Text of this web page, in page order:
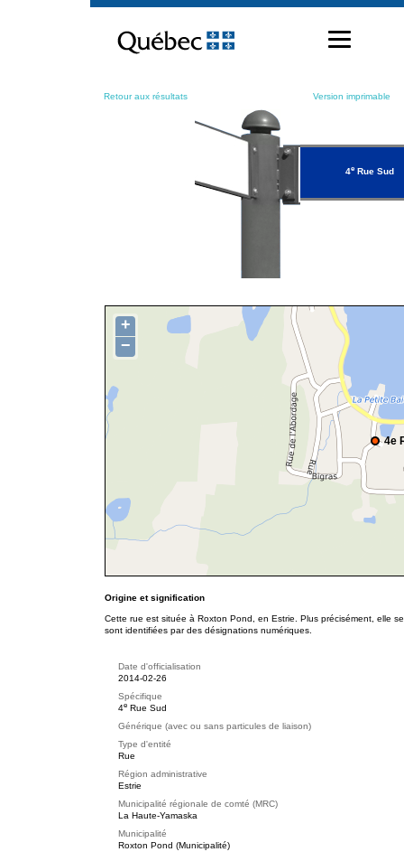
contenu
Retour aux résultats Version imprimable
4eRue Sud
4e
+
−
Origine et signification
Cette rue est située à Roxton Pond, en Estrie. Plus précisément, elle
sont identifiées par des désignations numériques.
Date d'officialisation
2014-02-26
Spécifique
4e Rue Sud
Générique (avec ou sans particules de liaison)
Type d'entité
Rue
Région administrative
Estrie
Municipalité régionale de comté (MRC)
La Haute-Yamaska
Municipalité
Roxton Pond (Municipalité)